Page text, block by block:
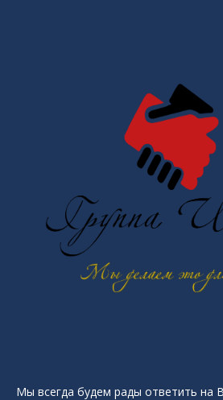
Мы всегда будем рады ответить на